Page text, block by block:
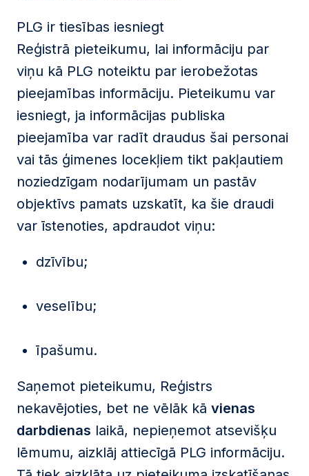
PLG ir tiesības iesniegt
Reģistrā pieteikumu, lai informāciju par
viņu kā PLG noteiktu par ierobežotas
pieejamības informāciju. Pieteikumu var
iesniegt, ja informācijas publiska
pieejamība var radīt draudus šai personai
vai tās ģimenes locekļiem tikt pakļautiem
noziedzīgam nodarījumam un pastāv
objektīvs pamats uzskatīt, ka šie draudi
var īstenoties, apdraudot viņu:
dzīvību;
veselību;
īpašumu.
Saņemot pieteikumu, Reģistrs
nekavējoties, bet ne vēlāk kā vienas
darbdienas laikā, nepieņemot atsevišķu
lēmumu, aizklāj attiecīgā PLG informāciju.